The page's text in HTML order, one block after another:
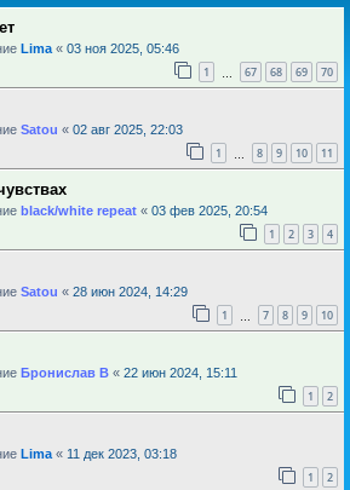
Lima « 03 ноя 2025, 05:46
1 67 68 69 70
Satou « 02 авг 2025, 22:03
1 8 9 10 11
black/white repeat « 03 фев 2025, 20:54
1 2 3 4
Satou « 28 июн 2024, 14:29
1 7 8 9 10
Бронислав В « 22 июн 2024, 15:11
1 2
Lima « 11 дек 2023, 03:18
1 2